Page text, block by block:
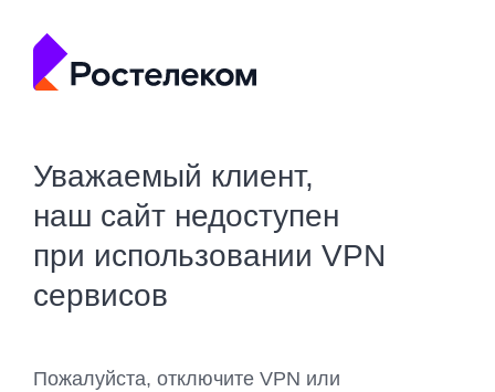
Уважаемый клиент,
наш сайт недоступен
при использовании VPN
сервисов
Пожалуйста, отключите VPN или